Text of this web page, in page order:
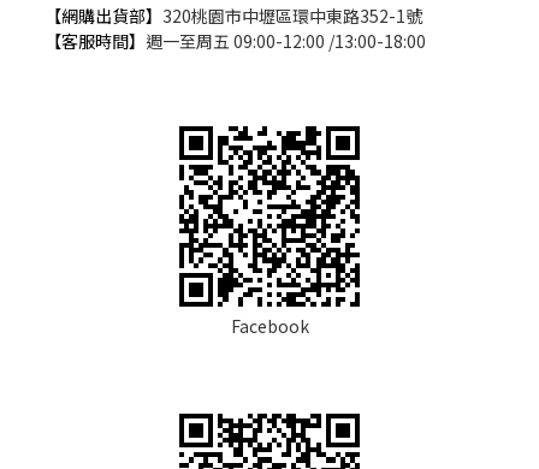
【網購出貨部】 320桃園市中壢區環中東路352-1號
【客服時間】 週一至周五 09:00-12:00 /13:00-18:00
Facebook